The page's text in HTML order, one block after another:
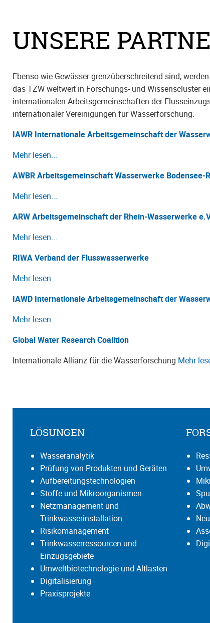
UNSERE
Ebenso wie Gewässer grenzüberschreitend sind,
das TZW weltweit in Forschungs- und Wissenscluster
internationalen Arbeitsgemeinschaften der
internationaler Vereinigungen für Wasserforschung.
IAWR Internationale Arbeitsgemeinschaft der
Mehr lesen...
AWBR Arbeitsgemeinschaft Wasserwerke Bodensee-
Mehr lesen...
ARW Arbeitsgemeinschaft der Rhein-Wasserwerke
Mehr lesen...
RIWA Verband der Flusswasserwerke
Mehr lesen...
IAWD Internationale Arbeitsgemeinschaft der
Mehr lesen...
Global Water Research Coalition
Internationale Allianz für die Wasserforschung Mehr
LÖSUNGEN
Wasseranalytik
Prüfung von Produkten und Geräten
Aufbereitungstechnologien
Stoffe und Mikroorganismen
Netzmanagement und
Trinkwasserinstallation
Risikomanagement
Trinkwasserressourcen und
Einzugsgebiete
Umweltbiotechnologie und Altlasten
Digitalisierung
Praxisprojekte